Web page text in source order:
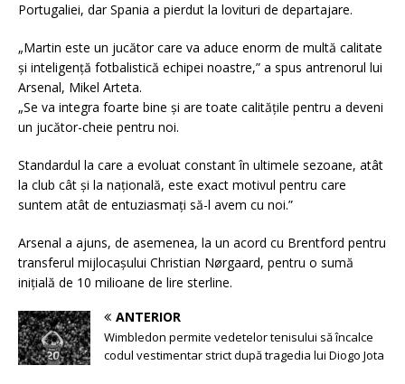
Portugaliei, dar Spania a pierdut la lovituri de departajare.
„Martin este un jucător care va aduce enorm de multă calitate
și inteligență fotbalistică echipei noastre,” a spus antrenorul lui
Arsenal, Mikel Arteta.
„Se va integra foarte bine și are toate calitățile pentru a deveni
un jucător-cheie pentru noi.
Standardul la care a evoluat constant în ultimele sezoane, atât
la club cât și la națională, este exact motivul pentru care
suntem atât de entuziasmați să-l avem cu noi.”
Arsenal a ajuns, de asemenea, la un acord cu Brentford pentru
transferul mijlocașului Christian Nørgaard, pentru o sumă
inițială de 10 milioane de lire sterline.
ANTERIOR
Wimbledon permite vedetelor tenisului să încalce
codul vestimentar strict după tragedia lui Diogo Jota